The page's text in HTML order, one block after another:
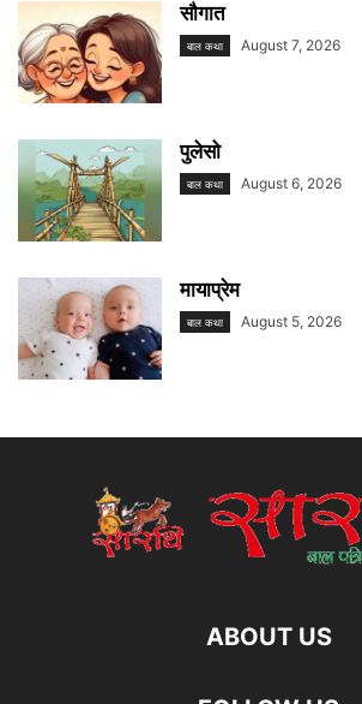
सौगात
बाल कथा August 7, 2026
पुलेसो
बाल कथा August 6, 2026
मायाप्रेम
बाल कथा August 5, 2026
ABOUT US